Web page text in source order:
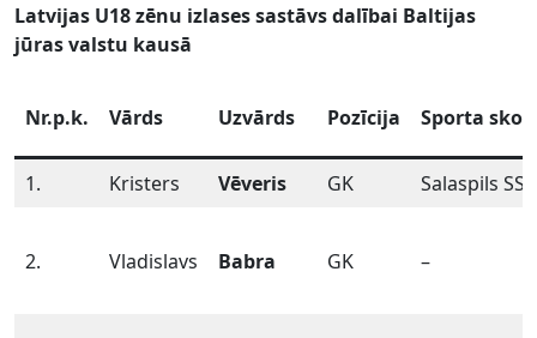
Latvijas U18 zēnu izlases sastāvs dalībai Baltijas
jūras valstu kausā
Nr.p.k. Vārds Uzvārds Pozīcija Sporta
1. Kristers Vēveris GK Salaspils SS
2. Vladislavs Babra GK –